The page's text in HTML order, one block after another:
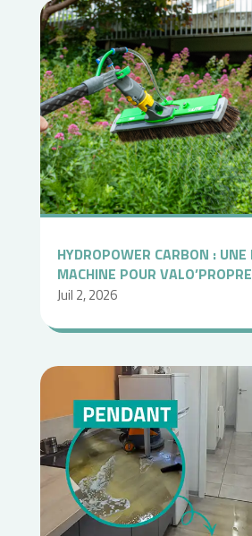
HYDROPOWER CARBON : UNE
MACHINE POUR
Juil 2, 2026